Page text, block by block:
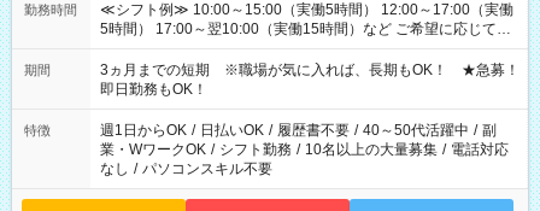
勤務時間
≪シフト例≫ 10:00～15:00（実働5時間） 12:00～17:00（実働
5時間） 17:00～翌10:00（実働15時間）など ご希望に応じて、
働く時間は調整できます！ お気軽に担当へ相談ください！
期間
3ヵ月までの短期 ※職場が気に入れば、長期もOK！ ★急募！
即日勤務もOK！
特徴 週1日からOK / 日払いOK / 履歴書不要 / 40～50代活躍中 / 副
業・WワークOK / シフト勤務 / 10名以上の大量募集 / 電話対応
なし / パソコンスキル不要